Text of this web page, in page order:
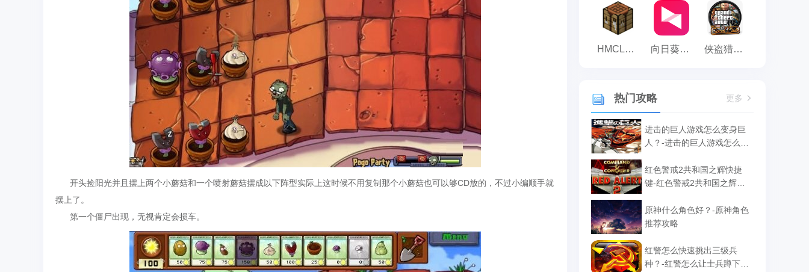
开头捡阳光并且摆上两个小蘑菇和一个喷射蘑菇摆成以下阵型实际上这时候不用复制那个小蘑菇也可以够CD放的，不过小编顺手就
摆上了。
第一个僵尸出现，无视肯定会损车。
HMCL启动器 向日葵远程控制 侠盗猎车手:罪恶都市之侠盗无双
热门攻略 更多
进击的巨人游戏怎么变身巨
人？-进击的巨人游戏怎么补
红色警戒2共和国之辉快捷
键-红色警戒2共和国之辉快
原神什么角色好？-原神角色
推荐攻略
红警怎么快速挑出三级兵
种？-红警怎么让士兵蹲下攻